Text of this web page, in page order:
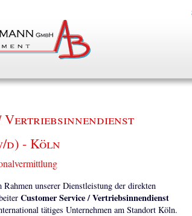
Vertriebsinnendienst
d) - Köln
unserer Dienstleistung der direkten
Customer Service / Vertriebsinnendienst
tätiges Unternehmen am Standort Köln.